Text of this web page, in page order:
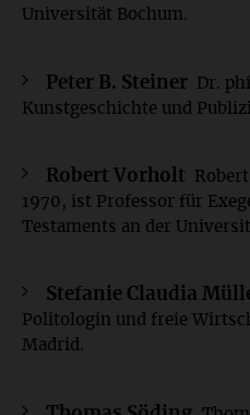
Universität Bochum.
Peter B. Steiner
Dr.
Kunstgeschichte und
Robert Vorholt
1970, ist Professor für
Testaments an der
Stefanie Claudia
Politologin und freie
Madrid.